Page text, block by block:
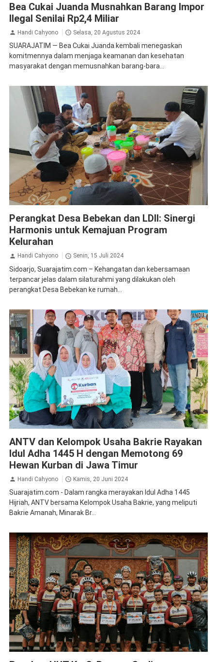
Bea Cukai Juanda Musnahkan Barang Impor
Ilegal Senilai Rp2,4 Miliar
Handi Cahyono Selasa, 20 Agustus 2024
SUARAJATIM — Bea Cukai Juanda kembali menegaskan
komitmennya dalam menjaga keamanan dan kesehatan
masyarakat dengan memusnahkan barang-bara...
Perangkat Desa Bebekan dan LDII: Sinergi
Harmonis untuk Kemajuan Program
Kelurahan
Handi Cahyono Senin, 15 Juli 2024
Sidoarjo, Suarajatim.com – Kehangatan dan kebersamaan
terpancar jelas dalam silaturahmi yang dilakukan oleh
perangkat Desa Bebekan ke rumah...
ANTV dan Kelompok Usaha Bakrie Rayakan
Idul Adha 1445 H dengan Memotong 69
Hewan Kurban di Jawa Timur
Handi Cahyono Kamis, 20 Juni 2024
Suarajatim.com - Dalam rangka merayakan Idul Adha 1445
Hijriah, ANTV bersama Kelompok Usaha Bakrie, yang meliputi
Bakrie Amanah, Minarak Br...